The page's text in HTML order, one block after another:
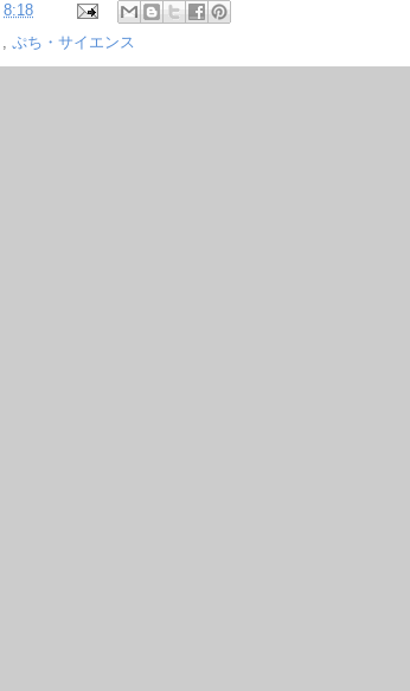
8:18
, ぷち・サイエンス